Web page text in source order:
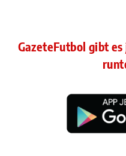
GazeteFutbol gibt